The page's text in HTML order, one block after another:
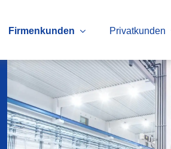
Firmenkunden Privatkunden